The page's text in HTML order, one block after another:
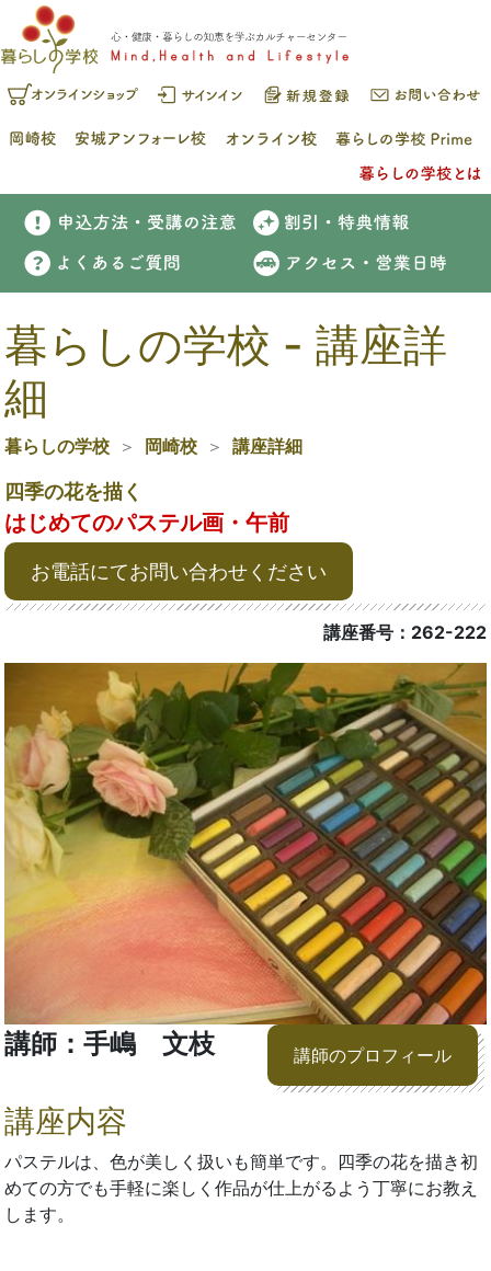
暮らしの学校 - 講座詳
細
暮らしの学校 岡崎校 講座詳細
四季の花を描く
はじめてのパステル画・午前
お電話にてお問い合わせください
講座番号：262-222
講師：手嶋 文枝 講師のプロフィール
講座内容
パステルは、色が美しく扱いも簡単です。四季の花を描き初
めての方でも手軽に楽しく作品が仕上がるよう丁寧にお教え
します。